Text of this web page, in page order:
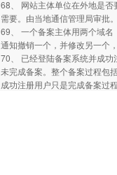
68、 网站主体单位在外地是否
需要。由当地通信管理局审批
69、 一个备案主体用两个域
通知撤销一个，并修改另一个
70、 已经登陆备案系统并成
未完成备案。整个备案过程包
成功注册用户只是完成备案过